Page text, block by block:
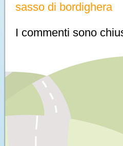
sasso di bordighera
I commenti sono